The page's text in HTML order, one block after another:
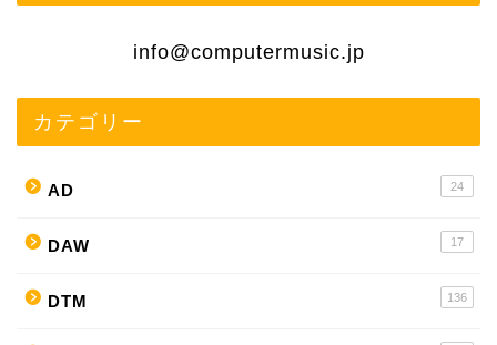
info@computermusic.jp
カテゴリー
AD 24
DAW 17
DTM 136